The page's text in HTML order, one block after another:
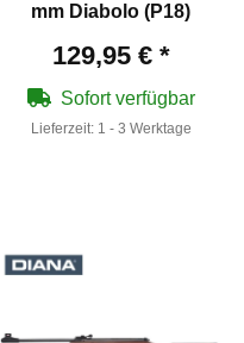
mm Diabolo (P18)
129,95 € *
Sofort verfügbar
Lieferzeit: 1 - 3 Werktage